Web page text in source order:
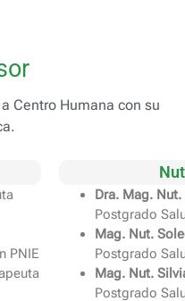
Centro Humana con su
PNIE
Dra. Mag.
Postgrado
Mag. Nut.
Postgrado
Mag. Nut.
Postgrado